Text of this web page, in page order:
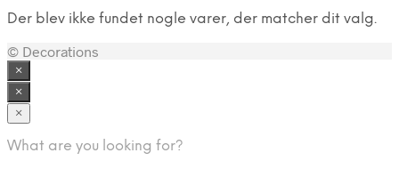
Der blev ikke fundet nogle varer, der matcher dit valg.
© Decorations
×
×
×
What are you looking for?